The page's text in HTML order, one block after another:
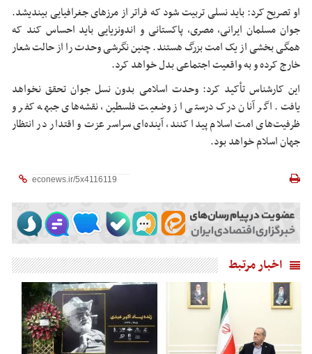
او تصریح کرد: باید نسلی تربیت شود که فراتر از مرزهای جغرافیایی بیندیشد.
جوان مسلمان ایرانی، مصری، پاکستانی و اندونزیایی باید احساس کند که
همگی بخشی از یک امت بزرگ هستند. چنین نگرشی وحدت را از حالت شعار
خارج کرده و به واقعیت اجتماعی بدل خواهد کرد.
این کارشناس تأکید کرد: وحدت اسلامی بدون نسل جوان تحقق نخواهد
یافت. اگر آنان درک درستی از وضعیت فلسطین، نقشه‌های جبهه کفر و
ظرفیت‌های امت اسلام پیدا کنند، آینده‌ای سراسر عزت و اقتدار در انتظار
جهان اسلام خواهد بود.
اخبار مرتبط